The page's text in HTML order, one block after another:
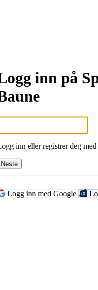
inn på
inn eller registrer deg med
Neste
Logg inn med Google